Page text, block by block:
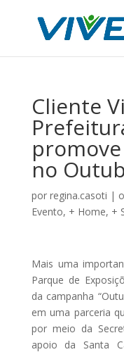
Cliente
no
por regina.casoti |
Evento, + Home, +
Mais uma
Parque de
da campanha
em uma parceria
por meio da
apoio da Santa